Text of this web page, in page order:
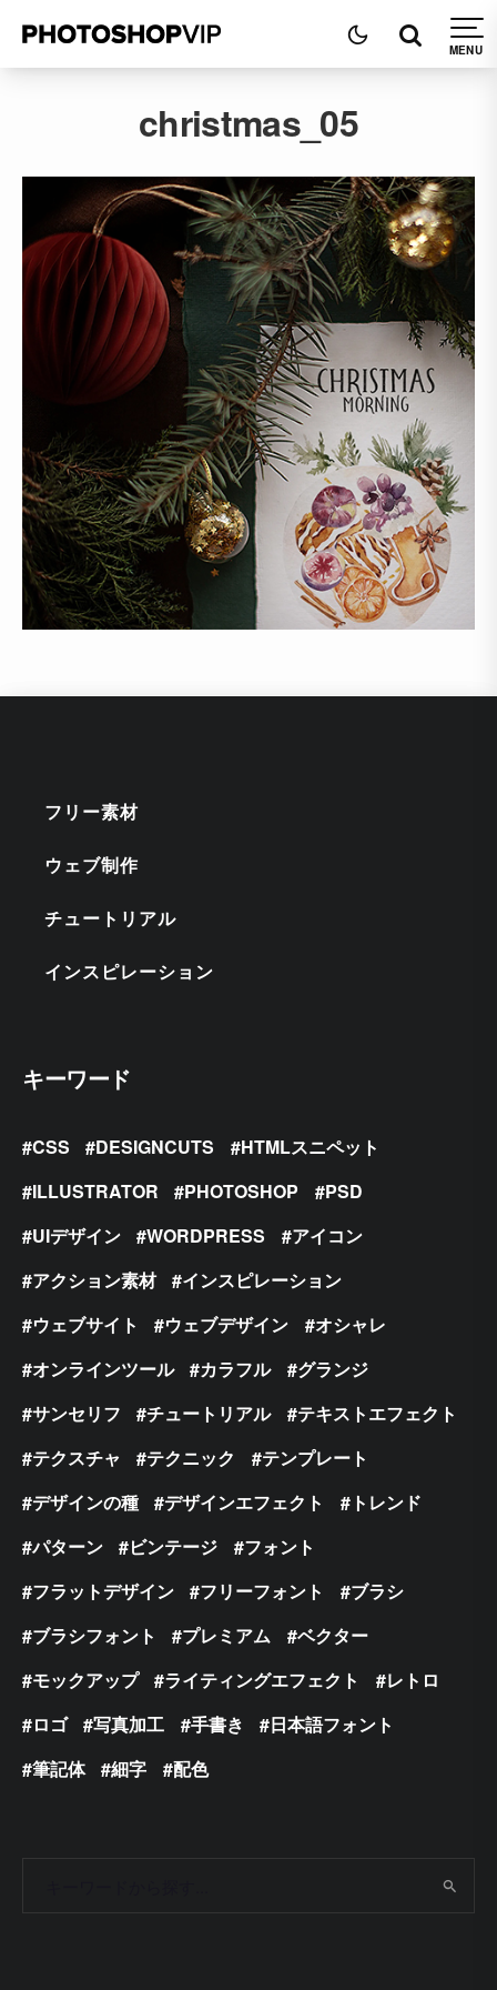
christmas_05
フリー素材
ウェブ制作
チュートリアル
インスピレーション
キーワード
CSS DESIGNCUTS
HTMLスニペット
ILLUSTRATOR
PHOTOSHOP
PSD
UIデザイン
WORDPRESS
アイコン
アクション素材
インスピレーション
ウェブサイト
ウェブデザイン
オシャレ
オンラインツール
カラフル
グランジ
サンセリフ
チュートリアル
テキストエフェクト
テクスチャ
テクニック
テンプレート
デザインの種
デザインエフェクト
トレンド
パターン
ビンテージ
フォント
フラットデザイン
フリーフォント
ブラシ
ブラシフォント
プレミアム
ベクター
モックアップ
ライティングエフェクト
レトロ
ロゴ
写真加工 手書き
日本語フォント
筆記体
細字 配色